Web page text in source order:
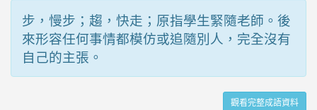
步，慢步；趨，快走；原指學生緊隨老師。後
來形容任何事情都模仿或追隨別人，完全沒有
自己的主張。
觀看完整成語資料